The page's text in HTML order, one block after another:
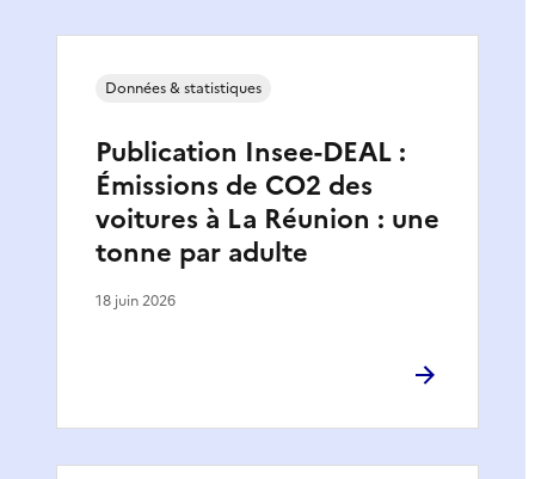
Publication Insee-DEAL :
Émissions de CO2 des
voitures à La Réunion : une
tonne par adulte
Données & statistiques
18 juin 2026